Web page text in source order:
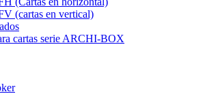
(cartas en vertical)
cartas serie ARCHI-BOX